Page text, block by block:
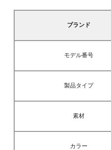
ブランド
モデル番号
製品タイプ
素材
カラー